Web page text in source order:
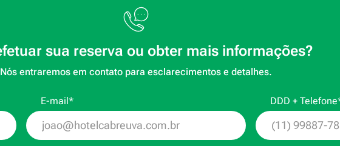
sua reserva ou obter mais informações?
Nós entraremos em contato para esclarecimentos e detalhes.
E-mail* DDD +